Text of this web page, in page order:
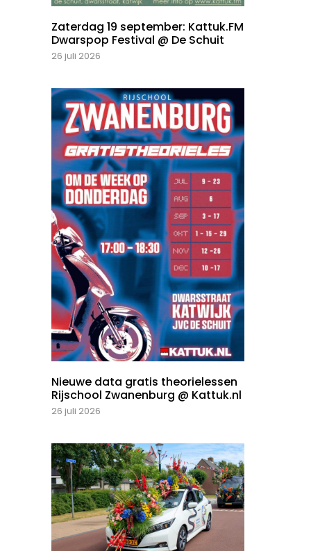
Zaterdag 19 september: Kattuk.FM
Dwarspop Festival @ De Schuit
26 juli 2026
Nieuwe data gratis theorielessen
Rijschool Zwanenburg @ Kattuk.nl
26 juli 2026